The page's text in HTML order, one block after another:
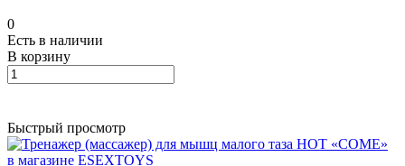
0
Есть в наличии
В корзину
Быстрый просмотр